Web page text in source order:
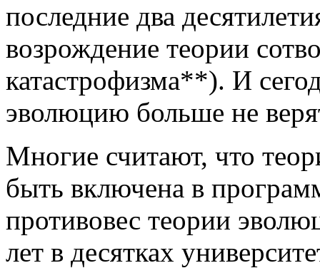
последние два
возрождение теории
катастрофизма**). И
эволюцию больше не
Многие считают, что
быть включена в
противовес теории
лет в десятках